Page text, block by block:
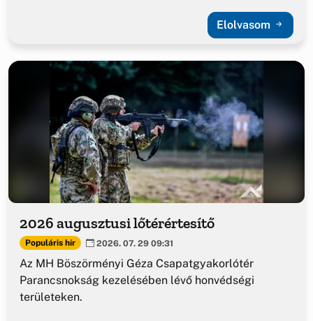
Elolvasom
2026 augusztusi lőtérértesítő
Populáris hír 2026. 07. 29 09:31
Az MH Böszörményi Géza Csapatgyakorlótér
Parancsnokság kezelésében lévő honvédségi
területeken.